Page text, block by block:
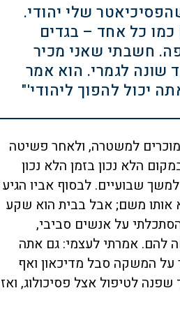
שלי יהודי.
כל אחד – בגדים
חשבתי שאני מכיר
שונה לגמרי. הוא אמר
יכול להפוך ליהודי'"
מוכרים למשטרה, ולאחר פשיטה
הלא נכון בזמן הלא נכון
שבועיים. לבסוף אביו הגיע
אותו משם; אבל בבית הוא שקע
על אנשים סביבי,
להם. אמרתי לעצמי: גם אתה
על המשקה סבל מדיכאון ואף
לטיפול אצל פסיכולוג, ואז